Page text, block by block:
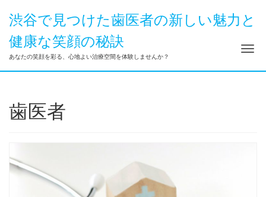
渋谷で見つけた歯医者の新しい魅力と
健康な笑顔の秘訣
あなたの笑顔を彩る、心地よい治療空間を体験しませんか？ ナ
歯医者